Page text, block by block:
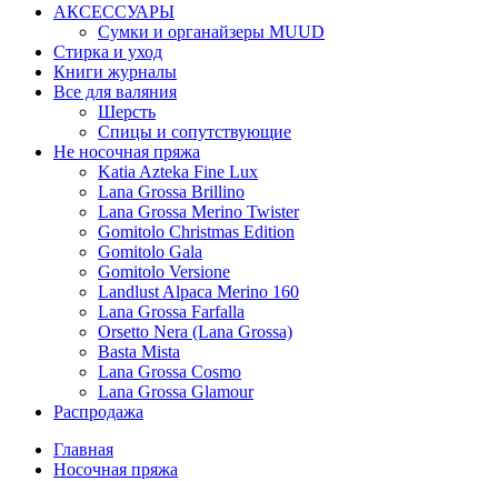
АКСЕССУАРЫ
Сумки и органайзеры MUUD
Стирка и уход
Книги журналы
Все для валяния
Шерсть
Спицы и сопутствующие
Не носочная пряжа
Katia Azteka Fine Lux
Lana Grossa Brillino
Lana Grossa Merino Twister
Gomitolo Christmas Edition
Gomitolo Gala
Gomitolo Versione
Landlust Alpaca Merino 160
Lana Grossa Farfalla
Orsetto Nera (Lana Grossa)
Basta Mista
Lana Grossa Cosmo
Lana Grossa Glamour
Распродажа
Главная
Носочная пряжа